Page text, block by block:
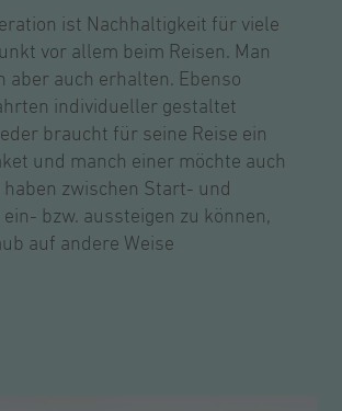
ist Nachhaltigkeit für viele
vor allem beim Reisen. Man
aber auch erhalten. Ebenso
individueller gestaltet
braucht für seine Reise ein
und manch einer möchte auch
zwischen Start- und
bzw. aussteigen zu können,
auf andere Weise